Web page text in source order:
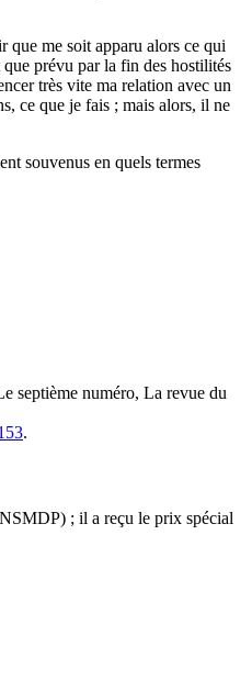
que me soit apparu alors ce qui
prévu par la fin des hostilités
très vite ma relation avec un
ce que je fais ; mais alors, il ne
souvenus en quels termes
septième numéro, La revue du
.
; il a reçu le prix spécial